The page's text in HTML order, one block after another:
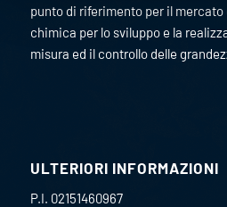
punto di riferimento per il mercato
chimica per lo sviluppo e la
misura ed il controllo delle
ULTERIORI INFORMAZIONI
P.I. 02151460967